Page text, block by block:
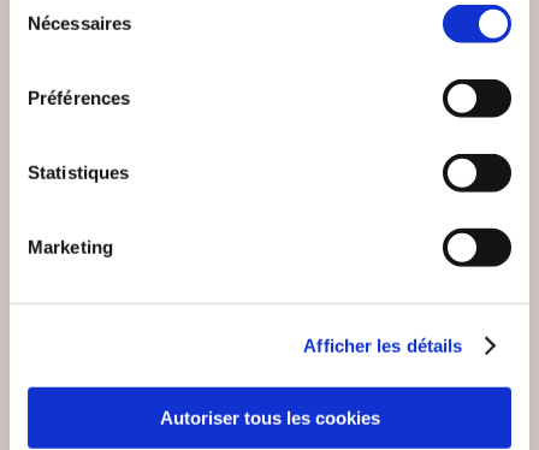
Nécessaires
Préférences
Statistiques
Marketing
Afficher les détails
Autoriser tous les cookies
Gilles FIOLET Simone COLLINE